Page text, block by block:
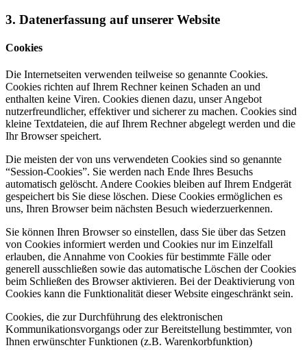
3. Datenerfassung auf unserer Website
Cookies
Die Internetseiten verwenden teilweise so genannte Cookies.
Cookies richten auf Ihrem Rechner keinen Schaden an und
enthalten keine Viren. Cookies dienen dazu, unser Angebot
nutzerfreundlicher, effektiver und sicherer zu machen. Cookies sind
kleine Textdateien, die auf Ihrem Rechner abgelegt werden und die
Ihr Browser speichert.
Die meisten der von uns verwendeten Cookies sind so genannte
“Session-Cookies”. Sie werden nach Ende Ihres Besuchs
automatisch gelöscht. Andere Cookies bleiben auf Ihrem Endgerät
gespeichert bis Sie diese löschen. Diese Cookies ermöglichen es
uns, Ihren Browser beim nächsten Besuch wiederzuerkennen.
Sie können Ihren Browser so einstellen, dass Sie über das Setzen
von Cookies informiert werden und Cookies nur im Einzelfall
erlauben, die Annahme von Cookies für bestimmte Fälle oder
generell ausschließen sowie das automatische Löschen der Cookies
beim Schließen des Browser aktivieren. Bei der Deaktivierung von
Cookies kann die Funktionalität dieser Website eingeschränkt sein.
Cookies, die zur Durchführung des elektronischen
Kommunikationsvorgangs oder zur Bereitstellung bestimmter, von
Ihnen erwünschter Funktionen (z.B. Warenkorbfunktion)